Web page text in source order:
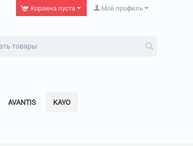
Мой профиль
Корзина пуста
AVANTIS KAYO